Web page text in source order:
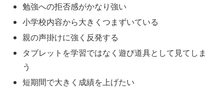
勉強への拒否感がかなり強い
小学校内容から大きくつまずいている
親の声掛けに強く反発する
タブレットを学習ではなく遊び道具として見てしま
う
短期間で大きく成績を上げたい